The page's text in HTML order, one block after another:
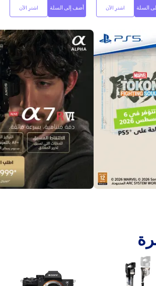
السلة اشترِ الآن أضف إلى السلة اشترِ الآن